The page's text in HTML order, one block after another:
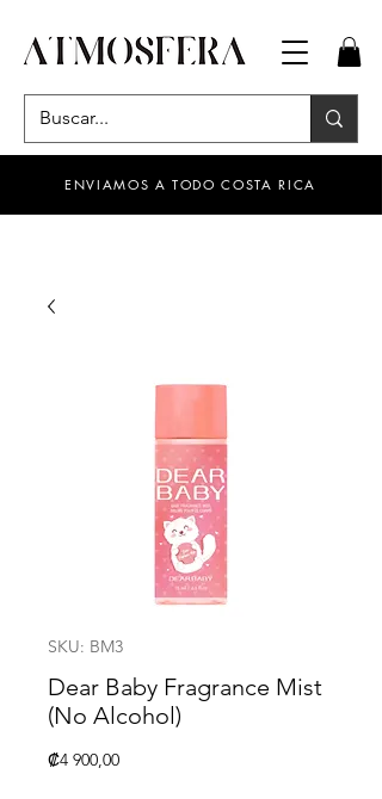
ENVIAMOS A TODO COSTA RICA
SKU: BM3
Dear Baby Fragrance Mist
(No Alcohol)
₡4 900,00Precio